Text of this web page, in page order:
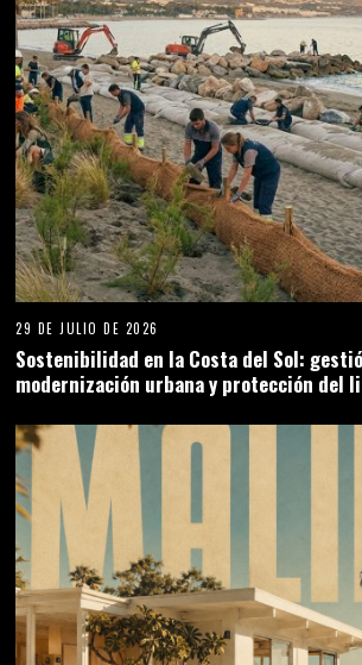
29 DE JULIO DE 2026
Sostenibilidad en la Costa del Sol:
modernización urbana y protección del